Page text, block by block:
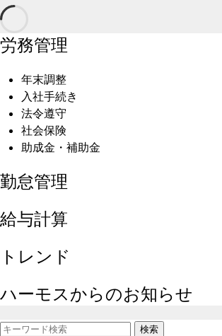
労務管理
年末調整
入社手続き
法令遵守
社会保険
助成金・補助金
勤怠管理
給与計算
トレンド
ハーモスからのお知らせ
検索